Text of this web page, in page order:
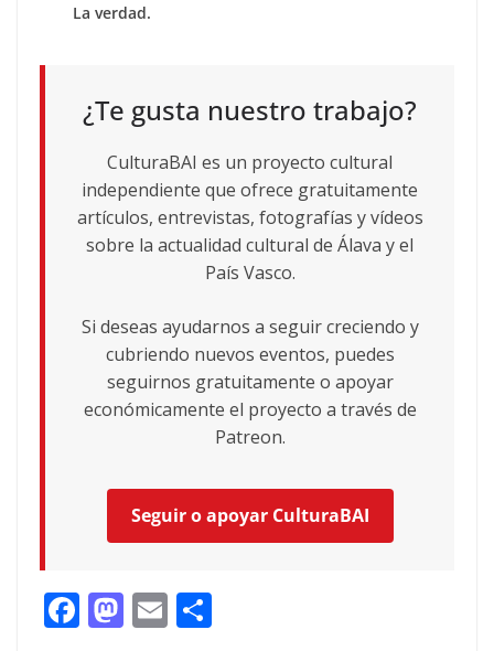
La verdad.
¿Te gusta nuestro trabajo?
CulturaBAI es un proyecto cultural
independiente que ofrece gratuitamente
artículos, entrevistas, fotografías y vídeos
sobre la actualidad cultural de Álava y el
País Vasco.
Si deseas ayudarnos a seguir creciendo y
cubriendo nuevos eventos, puedes
seguirnos gratuitamente o apoyar
económicamente el proyecto a través de
Patreon.
Seguir o apoyar CulturaBAI
F M E